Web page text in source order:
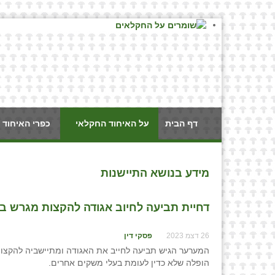
דף הבית על האיחוד החקלאי כפרי
מידע בנושא התיישנות
דחיית תביעה לחיוב אגודה להקצות מגרש
26 דצמ 2023 פסקי דין
המערער הגיש תביעה לחייב את האגודה ומתיישביה
הופלה שלא כדין לעומת בעלי משקים אחרים.